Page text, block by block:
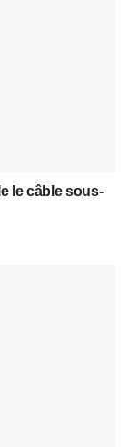
le câble sous-